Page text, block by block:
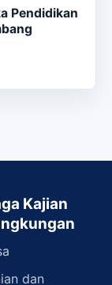
Pendidikan
Kajian
dan